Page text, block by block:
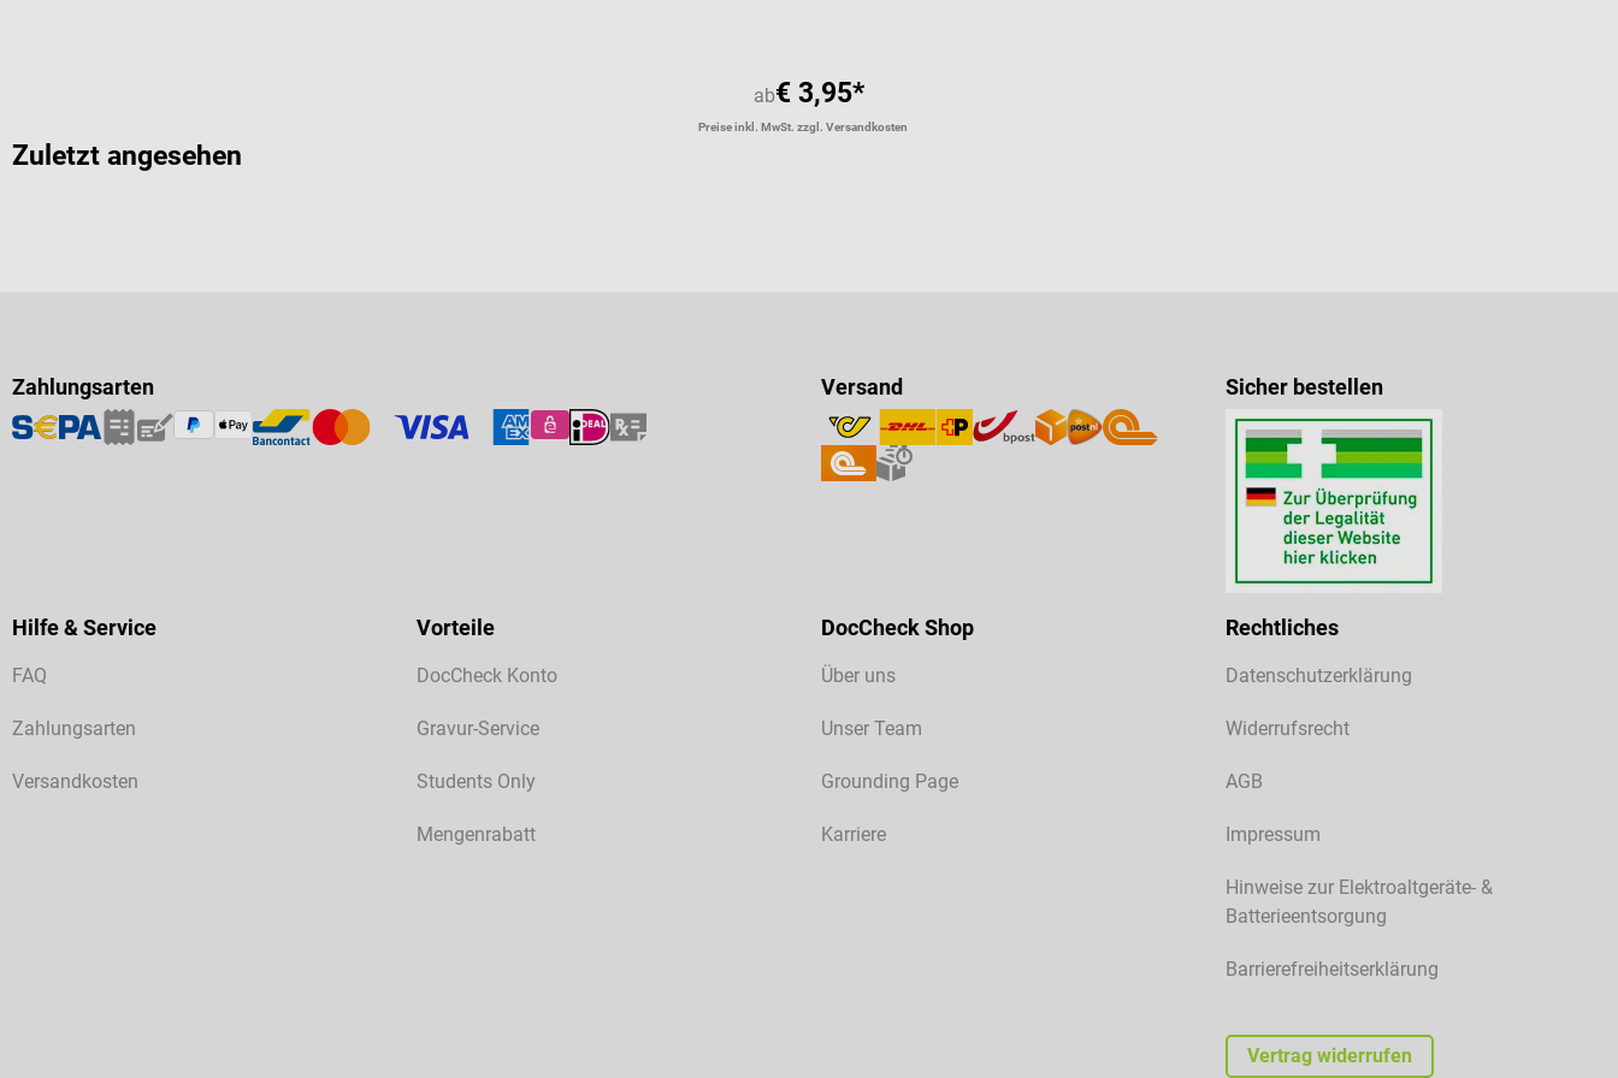
ab€ 3,95*
Preise inkl. MwSt. zzgl. Versandkosten
Zuletzt angesehen
Zahlungsarten Versand Sicher bestellen
Hilfe & Service
FAQ
Zahlungsarten
Versandkosten
Vorteile
DocCheck Konto
Gravur-Service
Students Only
Mengenrabatt
DocCheck Shop
Über uns
Unser Team
Grounding Page
Karriere
Rechtliches
Datenschutzerklärung
Widerrufsrecht
AGB
Impressum
Hinweise zur Elektroaltgeräte- &
Batterieentsorgung
Barrierefreiheitserklärung
Vertrag widerrufen